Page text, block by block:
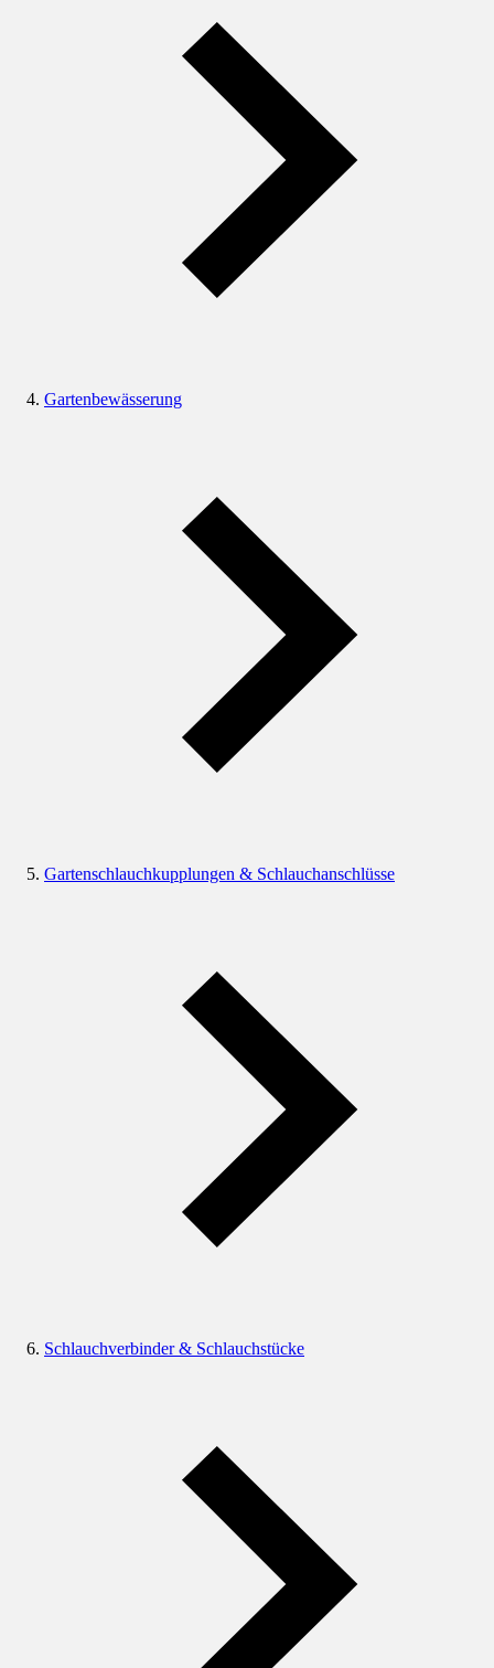
Gartenbewässerung
Gartenschlauchkupplungen & Schlauchanschlüsse
Schlauchverbinder & Schlauchstücke